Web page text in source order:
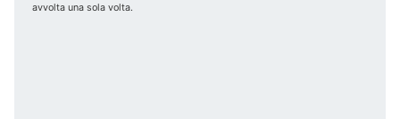
avvolta una sola volta.